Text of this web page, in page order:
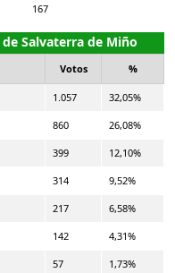
167
Salvaterra de Miño
Votos %
1.057 32,05%
860 26,08%
399 12,10%
314 9,52%
217 6,58%
142 4,31%
57 1,73%